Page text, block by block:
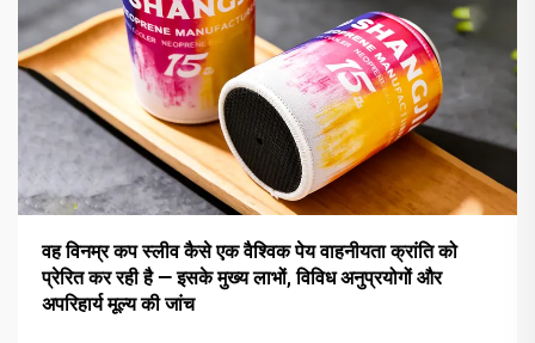
वह विनम्र कप स्लीव कैसे एक वैश्विक पेय वाहनीयता क्रांति को
प्रेरित कर रही है — इसके मुख्य लाभों, विविध अनुप्रयोगों और
अपरिहार्य मूल्य की जांच